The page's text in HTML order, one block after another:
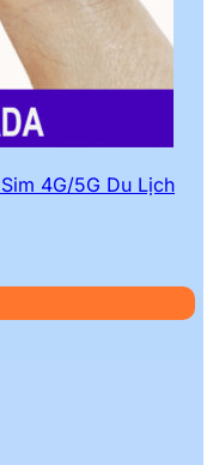
4G/5G Du Lịch